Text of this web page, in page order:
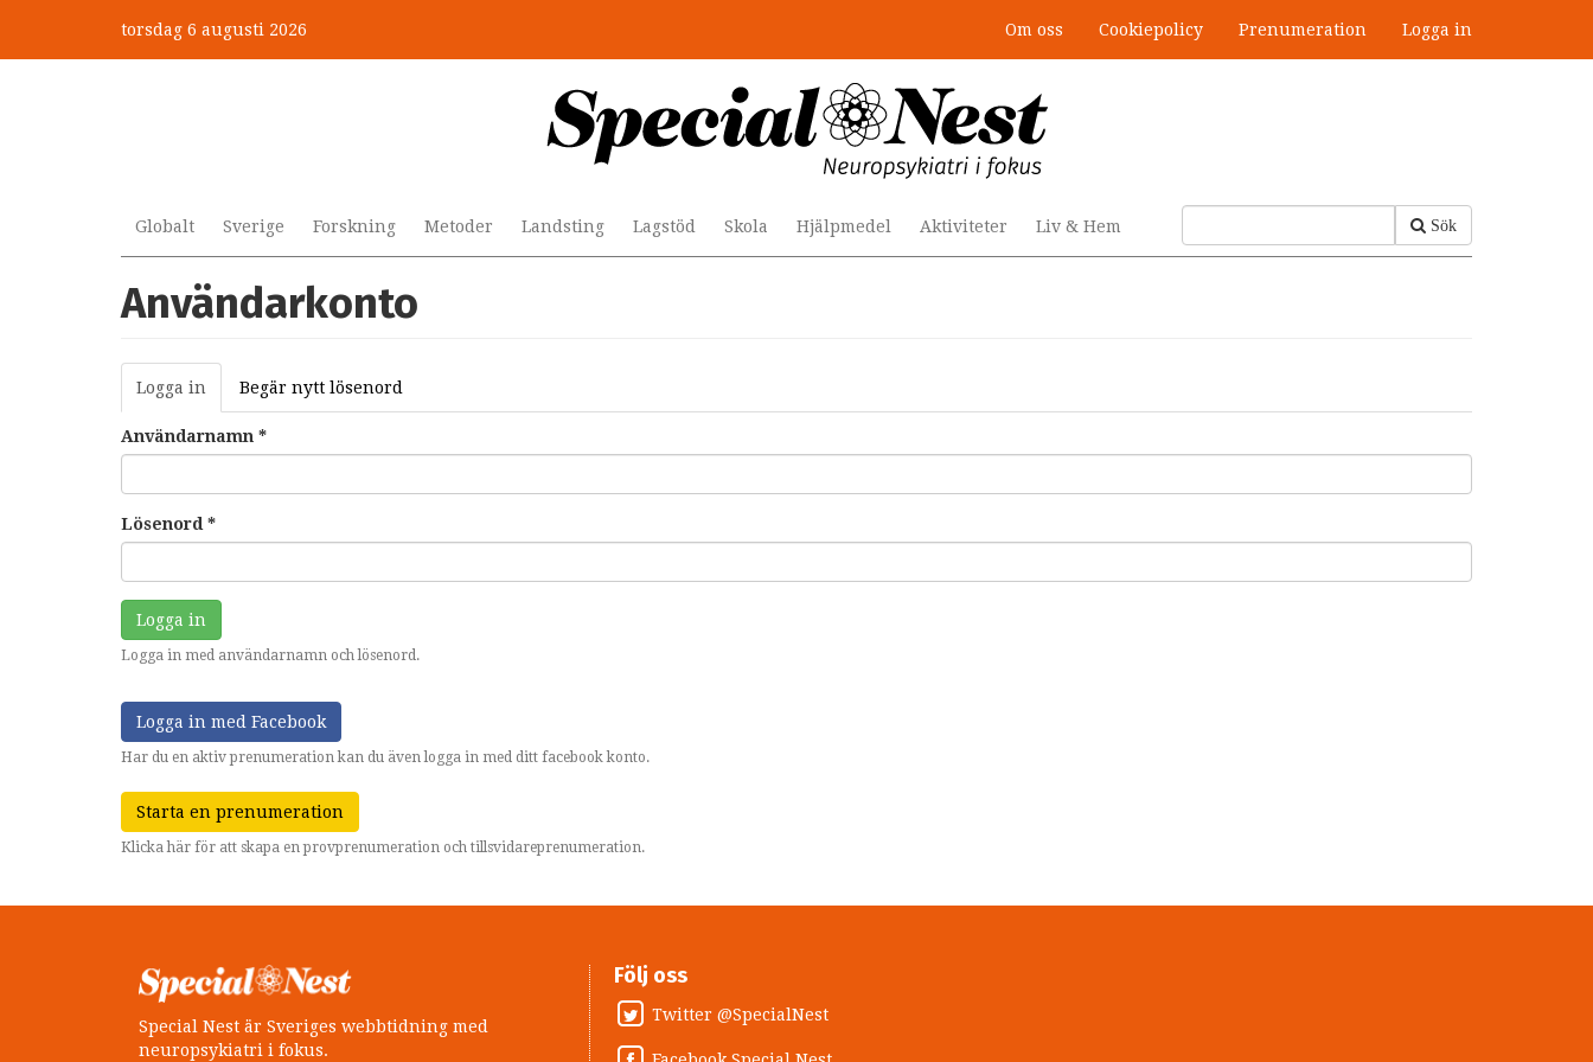
huvudinnehåll
torsdag 6 augusti 2026 Om oss Cookiepolicy Prenumeration Logga in
Sök
Globalt Sverige Forskning Metoder Landsting Lagstöd Skola Hjälpmedel Aktiviteter Liv & Hem
Användarkonto
Primära
flikar
Logga in (aktiv
flik)
Begär nytt lösenord
Användarnamn *
Lösenord *
Logga in
Logga in med användarnamn och lösenord.
Logga in med Facebook
Har du en aktiv prenumeration kan du även logga in med ditt facebook konto.
Starta en prenumeration
Klicka här för att skapa en provprenumeration och tillsvidareprenumeration.
Special Nest är Sveriges webbtidning med
neuropsykiatri i fokus.
Följ oss
Twitter @SpecialNest